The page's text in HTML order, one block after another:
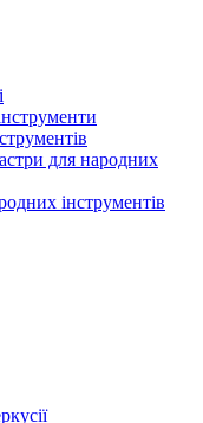
для народних
інструментів